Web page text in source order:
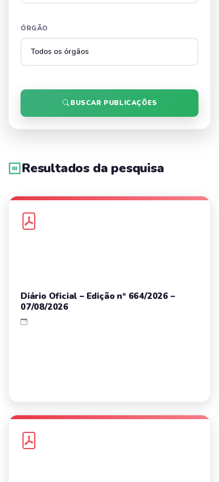
ÓRGÃO
BUSCAR PUBLICAÇÕES
Resultados da pesquisa
Diário Oficial – Edição nº 664/2026 –
07/08/2026